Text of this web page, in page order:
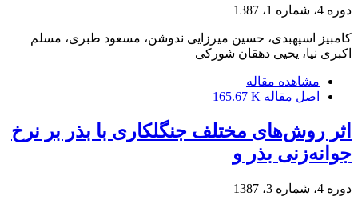
دوره 4، شماره 1، 1387
کامبیز اسپهبدی، حسین میرزایی ندوشن، مسعود طبری، مسلم
اکبری نیا، یحیی دهقان شورکی
مشاهده مقاله
اصل مقاله 165.67 K
اثر روش‌های مختلف جنگلکاری با بذر بر نرخ
جوانه‌زنی بذر و
دوره 4، شماره 3، 1387